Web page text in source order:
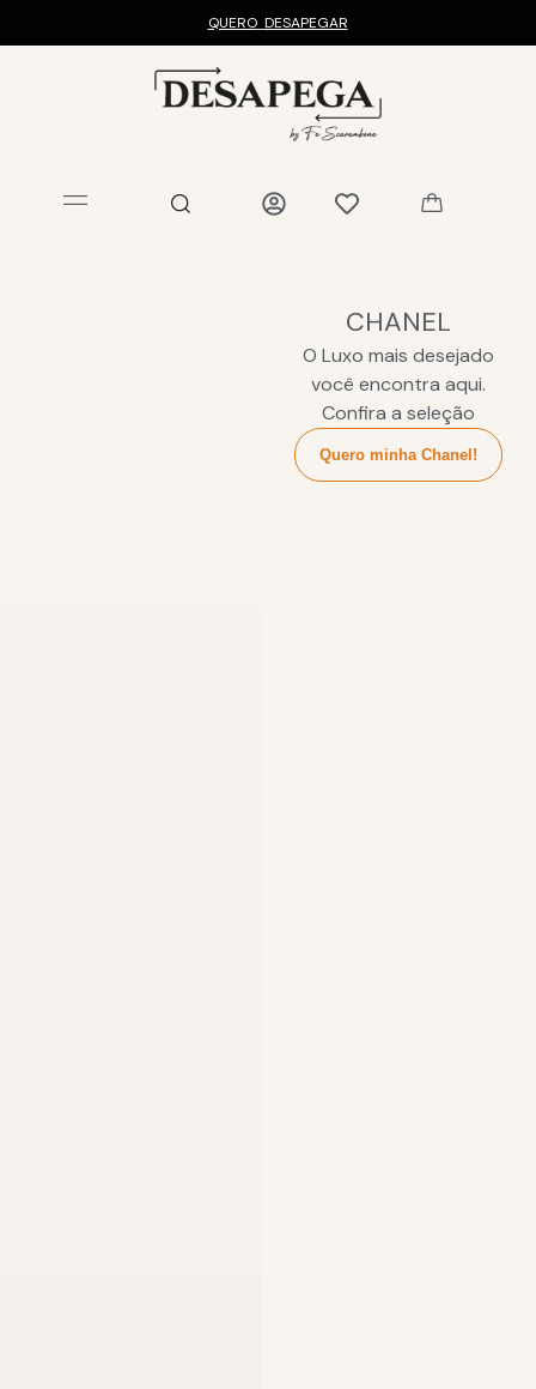
QUERO DESAPEGAR
CHANEL
O Luxo mais desejado
você encontra aqui.
Confira a seleção
Quero minha Chanel!